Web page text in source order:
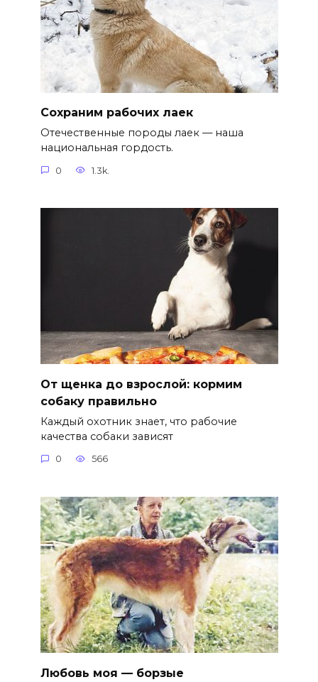
Сохраним рабочих лаек
Отечественные породы лаек — наша
национальная гордость.
0 1.3k.
От щенка до взрослой: кормим
собаку правильно
Каждый охотник знает, что рабочие
качества собаки зависят
0 566
Любовь моя — борзые